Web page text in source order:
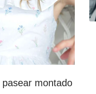
montado